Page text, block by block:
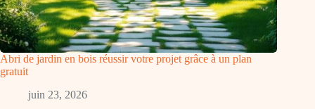
Abri de jardin en bois réussir votre projet grâce à un plan
gratuit
juin 23, 2026